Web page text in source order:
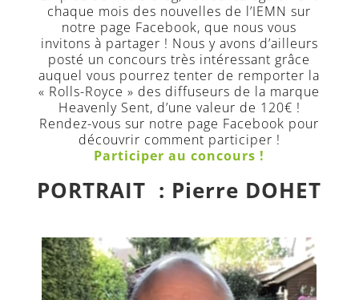
chaque mois des nouvelles de l’IEMN sur
notre page Facebook, que nous vous
invitons à partager ! Nous y avons d’ailleurs
posté un concours très intéressant grâce
auquel vous pourrez tenter de remporter la
« Rolls-Royce » des diffuseurs de la marque
Heavenly Sent, d’une valeur de 120€ !
Rendez-vous sur notre page Facebook pour
découvrir comment participer !
Participer au concours !
PORTRAIT : Pierre DOHET